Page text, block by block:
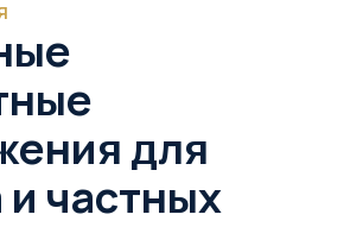
для
и частных